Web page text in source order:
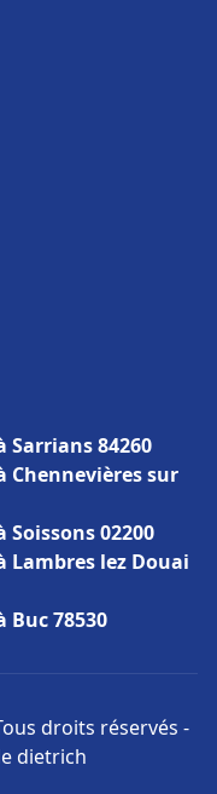
Sarrians 84260
Chennevières sur
02200
Lambres lez Douai
78530
droits réservés -
dietrich